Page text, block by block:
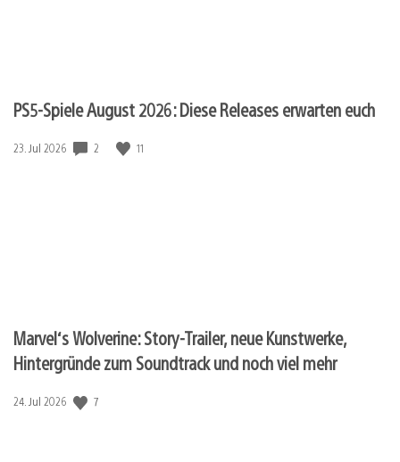
PS5-Spiele August 2026: Diese Releases erwarten euch
Veröffentlichungsdatum:
23. Jul 2026 2 11
Marvel‘s Wolverine: Story-Trailer, neue Kunstwerke,
Hintergründe zum Soundtrack und noch viel mehr
Veröffentlichungsdatum:
24. Jul 2026 7